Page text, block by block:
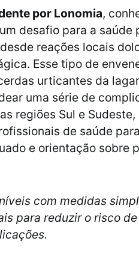
por Lonomia,
desafio para a saúde
reações locais
Esse tipo de
urticantes da
uma série de
regiões Sul e Sudeste,
de saúde
e orientação sobre
com medidas
para reduzir o risco de